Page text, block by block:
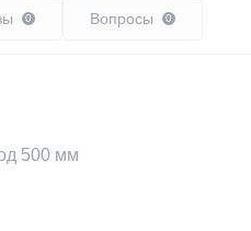
0 Вопросы 0